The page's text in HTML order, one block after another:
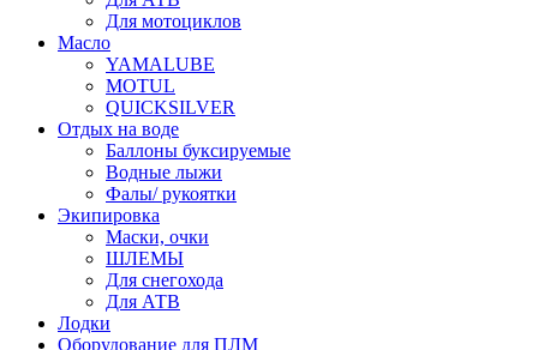
Для мотоциклов
Масло
YAMALUBE
MOTUL
QUICKSILVER
Отдых на воде
Баллоны буксируемые
Водные лыжи
Фалы/ рукоятки
Экипировка
Маски, очки
ШЛЕМЫ
Для снегохода
Для АТВ
Лодки
Оборудование для ПЛМ